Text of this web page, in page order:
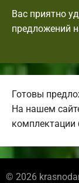
Вас приятно
предложений
Готовы
На нашем
© 2026